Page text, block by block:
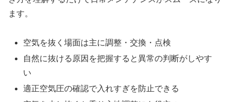
ます。
空気を抜く場面は主に調整・交換・点検
自然に抜ける原因を把握すると異常の判断がしやす
い
適正空気圧の確認で入れすぎを防止できる